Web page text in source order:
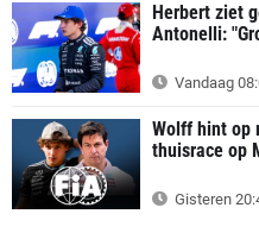
Herbert ziet
Antonelli:
Vandaag
Wolff hint op
thuisrace op
Gisteren